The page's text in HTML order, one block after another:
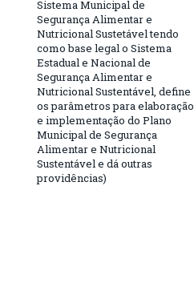
Sistema Municipal de
Segurança Alimentar e
Nutricional Sustetável tendo
como base legal o Sistema
Estadual e Nacional de
Segurança Alimentar e
Nutricional Sustentável, define
os parâmetros para elaboração
e implementação do Plano
Municipal de Segurança
Alimentar e Nutricional
Sustentável e dá outras
providências)